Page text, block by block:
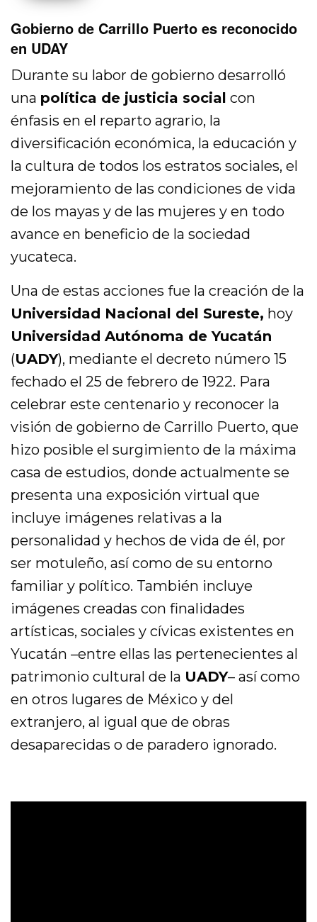
Gobierno de Carrillo Puerto es reconocido
en UDAY
Durante su labor de gobierno desarrolló
una política de justicia social con
énfasis en el reparto agrario, la
diversificación económica, la educación y
la cultura de todos los estratos sociales, el
mejoramiento de las condiciones de vida
de los mayas y de las mujeres y en todo
avance en beneficio de la sociedad
yucateca.
Una de estas acciones fue la creación de la
Universidad Nacional del Sureste, hoy
Universidad Autónoma de Yucatán
(UADY), mediante el decreto número 15
fechado el 25 de febrero de 1922. Para
celebrar este centenario y reconocer la
visión de gobierno de Carrillo Puerto, que
hizo posible el surgimiento de la máxima
casa de estudios, donde actualmente se
presenta una exposición virtual que
incluye imágenes relativas a la
personalidad y hechos de vida de él, por
ser motuleño, así como de su entorno
familiar y político. También incluye
imágenes creadas con finalidades
artísticas, sociales y cívicas existentes en
Yucatán –entre ellas las pertenecientes al
patrimonio cultural de la UADY– así como
en otros lugares de México y del
extranjero, al igual que de obras
desaparecidas o de paradero ignorado.